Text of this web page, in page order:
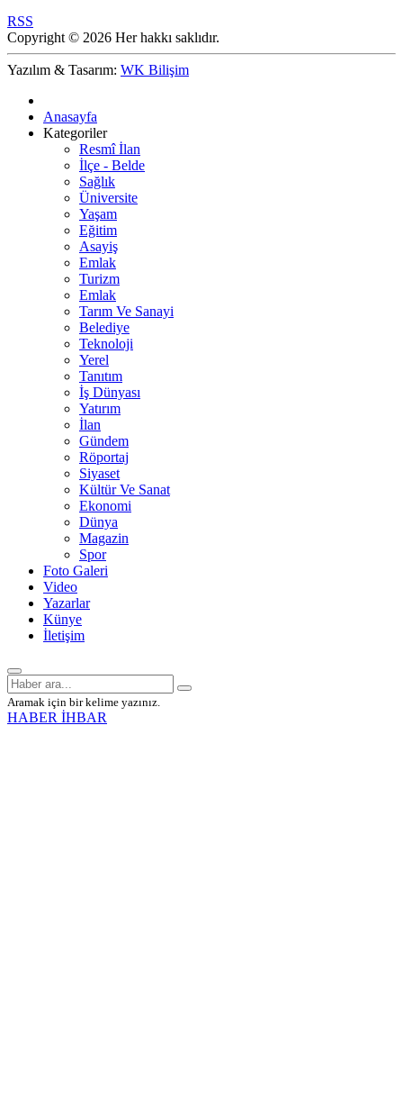
RSS
Copyright © 2026 Her hakkı saklıdır.
Yazılım & Tasarım: WK Bilişim
Anasayfa
Kategoriler
Resmî İlan
İlçe - Belde
Sağlık
Üniversite
Yaşam
Eğitim
Asayiş
Emlak
Turizm
Emlak
Tarım Ve Sanayi
Belediye
Teknoloji
Yerel
Tanıtım
İş Dünyası
Yatırım
İlan
Gündem
Röportaj
Siyaset
Kültür Ve Sanat
Ekonomi
Dünya
Magazin
Spor
Foto Galeri
Video
Yazarlar
Künye
İletişim
Aramak için bir kelime yazınız.
HABER İHBAR